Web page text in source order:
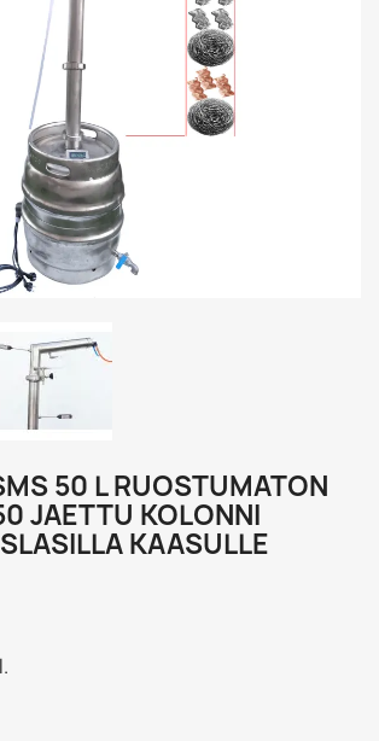
50 L RUOSTUMATON
JAETTU KOLONNI
KAASULLE